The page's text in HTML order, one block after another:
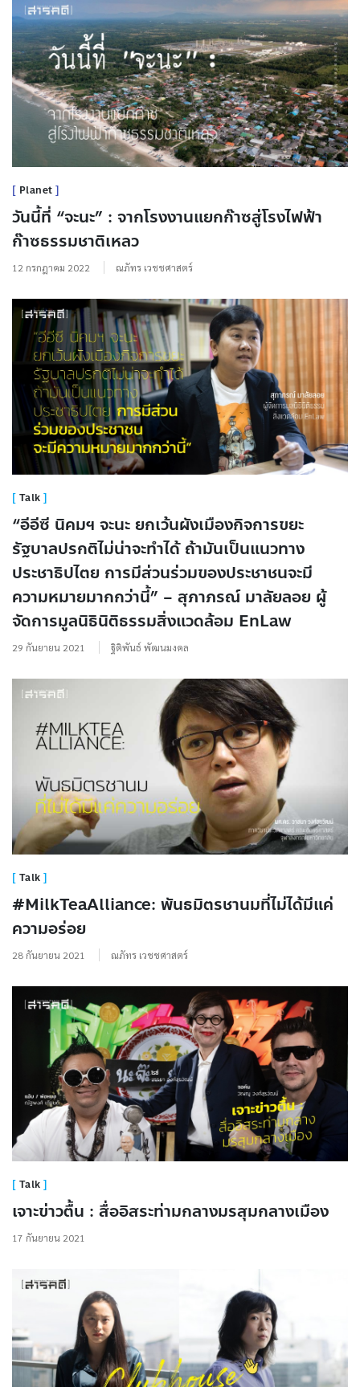
Planet
วันนี้ที่ “จะนะ” : จากโรงงานแยกก๊าซสู่โรงไฟฟ้า
ก๊าซธรรมชาติเหลว
12 กรกฎาคม 2022 ณภัทร เวชชศาสตร์
Talk
“อีอีซี นิคมฯ จะนะ ยกเว้นผังเมืองกิจการขยะ
รัฐบาลปรกติไม่น่าจะทำได้ ถ้ามันเป็นแนวทาง
ประชาธิปไตย การมีส่วนร่วมของประชาชนจะมี
ความหมายมากกว่านี้” – สุภาภรณ์ มาลัยลอย ผู้
จัดการมูลนิธินิติธรรมสิ่งแวดล้อม EnLaw
29 กันยายน 2021 ฐิติพันธ์ พัฒนมงคล
Talk
#MilkTeaAlliance: พันธมิตรชานมที่ไม่ได้มีแค่
ความอร่อย
28 กันยายน 2021 ณภัทร เวชชศาสตร์
Talk
เจาะข่าวตื้น : สื่ออิสระท่ามกลางมรสุมกลางเมือง
17 กันยายน 2021